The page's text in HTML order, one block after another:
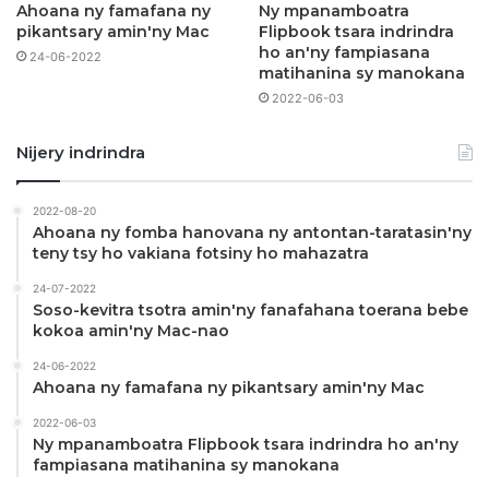
Ahoana ny famafana ny
pikantsary amin'ny Mac
24-06-2022
Ny mpanamboatra
Flipbook tsara indrindra
ho an'ny fampiasana
matihanina sy manokana
2022-06-03
Nijery indrindra
2022-08-20
Ahoana ny fomba hanovana ny antontan-taratasin'ny
teny tsy ho vakiana fotsiny ho mahazatra
24-07-2022
Soso-kevitra tsotra amin'ny fanafahana toerana bebe
kokoa amin'ny Mac-nao
24-06-2022
Ahoana ny famafana ny pikantsary amin'ny Mac
2022-06-03
Ny mpanamboatra Flipbook tsara indrindra ho an'ny
fampiasana matihanina sy manokana